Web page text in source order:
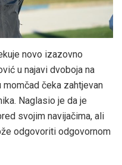
novo izazovno
u najavi dvoboja na
čeka zahtjevan
Naglasio je da je
svojim navijačima, ali
odgovoriti odgovornom